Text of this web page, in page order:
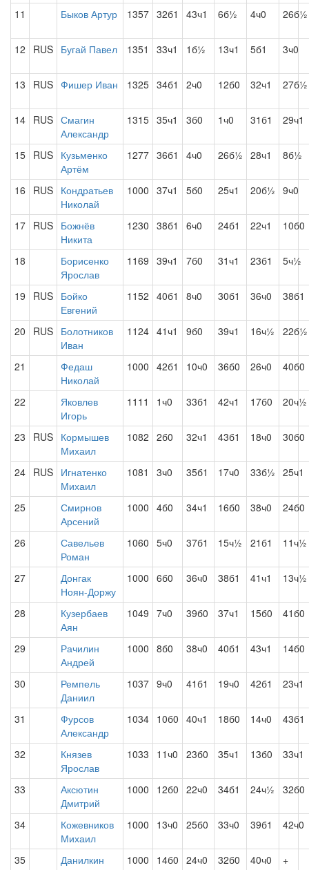
11 Быков Артур 1357 32б1 43ч1 6б½ 4ч0 26б½
12 RUS Бугай Павел 1351 33ч1 1б½ 13ч1 5б1 3ч0
13 RUS Фишер Иван 1325 34б1 2ч0 12б0 32ч1 27б½
14 RUS Смагин
Александр
1315 35ч1 3б0 1ч0 31б1 29ч1
15 RUS Кузьменко
Артём
1277 36б1 4ч0 26б½ 28ч1 8б½
16 RUS Кондратьев
Николай
1000 37ч1 5б0 25ч1 20б½ 9ч0
17 RUS Божнёв
Никита
1230 38б1 6ч0 24б1 22ч1 10б0
18
Борисенко
Ярослав
1169 39ч1 7б0 31ч1 23б1 5ч½
19 RUS Бойко
Евгений
1152 40б1 8ч0 30б1 36ч0 38б1
20 RUS Болотников
Иван
1124 41ч1 9б0 39ч1 16ч½ 22б½
21
Федаш
Николай
1000 42б1 10ч0 36б0 26ч0 40б0
22
Яковлев
Игорь
1111 1ч0 33б1 42ч1 17б0 20ч½
23 RUS Кормышев
Михаил
1082 2б0 32ч1 43б1 18ч0 30б0
24 RUS Игнатенко
Михаил
1081 3ч0 35б1 17ч0 33б½ 25ч1
25
Смирнов
Арсений
1000 4б0 34ч1 16б0 38ч0 24б0
26
Савельев
Роман
1060 5ч0 37б1 15ч½ 21б1 11ч½
27
Донгак
Ноян-Доржу
1000 6б0 36ч0 38б1 41ч1 13ч½
28
Кузербаев
Аян
1049 7ч0 39б0 37ч1 15б0 41б0
29
Рачилин
Андрей
1000 8б0 38ч0 40б1 43ч1 14б0
30
Ремпель
Даниил
1037 9ч0 41б1 19ч0 42б1 23ч1
31
Фурсов
Александр
1034 10б0 40ч1 18б0 14ч0 43б1
32
Князев
Ярослав
1033 11ч0 23б0 35ч1 13б0 33ч1
33
Аксютин
Дмитрий
1000 12б0 22ч0 34б1 24ч½ 32б0
34
Кожевников
Михаил
1000 13ч0 25б0 33ч0 39б1 42ч0
35
Данилкин
1000 14б0 24ч0 32б0 40ч0 +